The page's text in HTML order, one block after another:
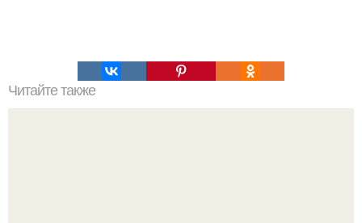
Читайте также